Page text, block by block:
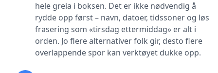
hele greia i boksen. Det er ikke nødvendig å
rydde opp først – navn, datoer, tidssoner og løs
frasering som «tirsdag ettermiddag» er alt i
orden. Jo flere alternativer folk gir, desto flere
overlappende spor kan verktøyet dukke opp.